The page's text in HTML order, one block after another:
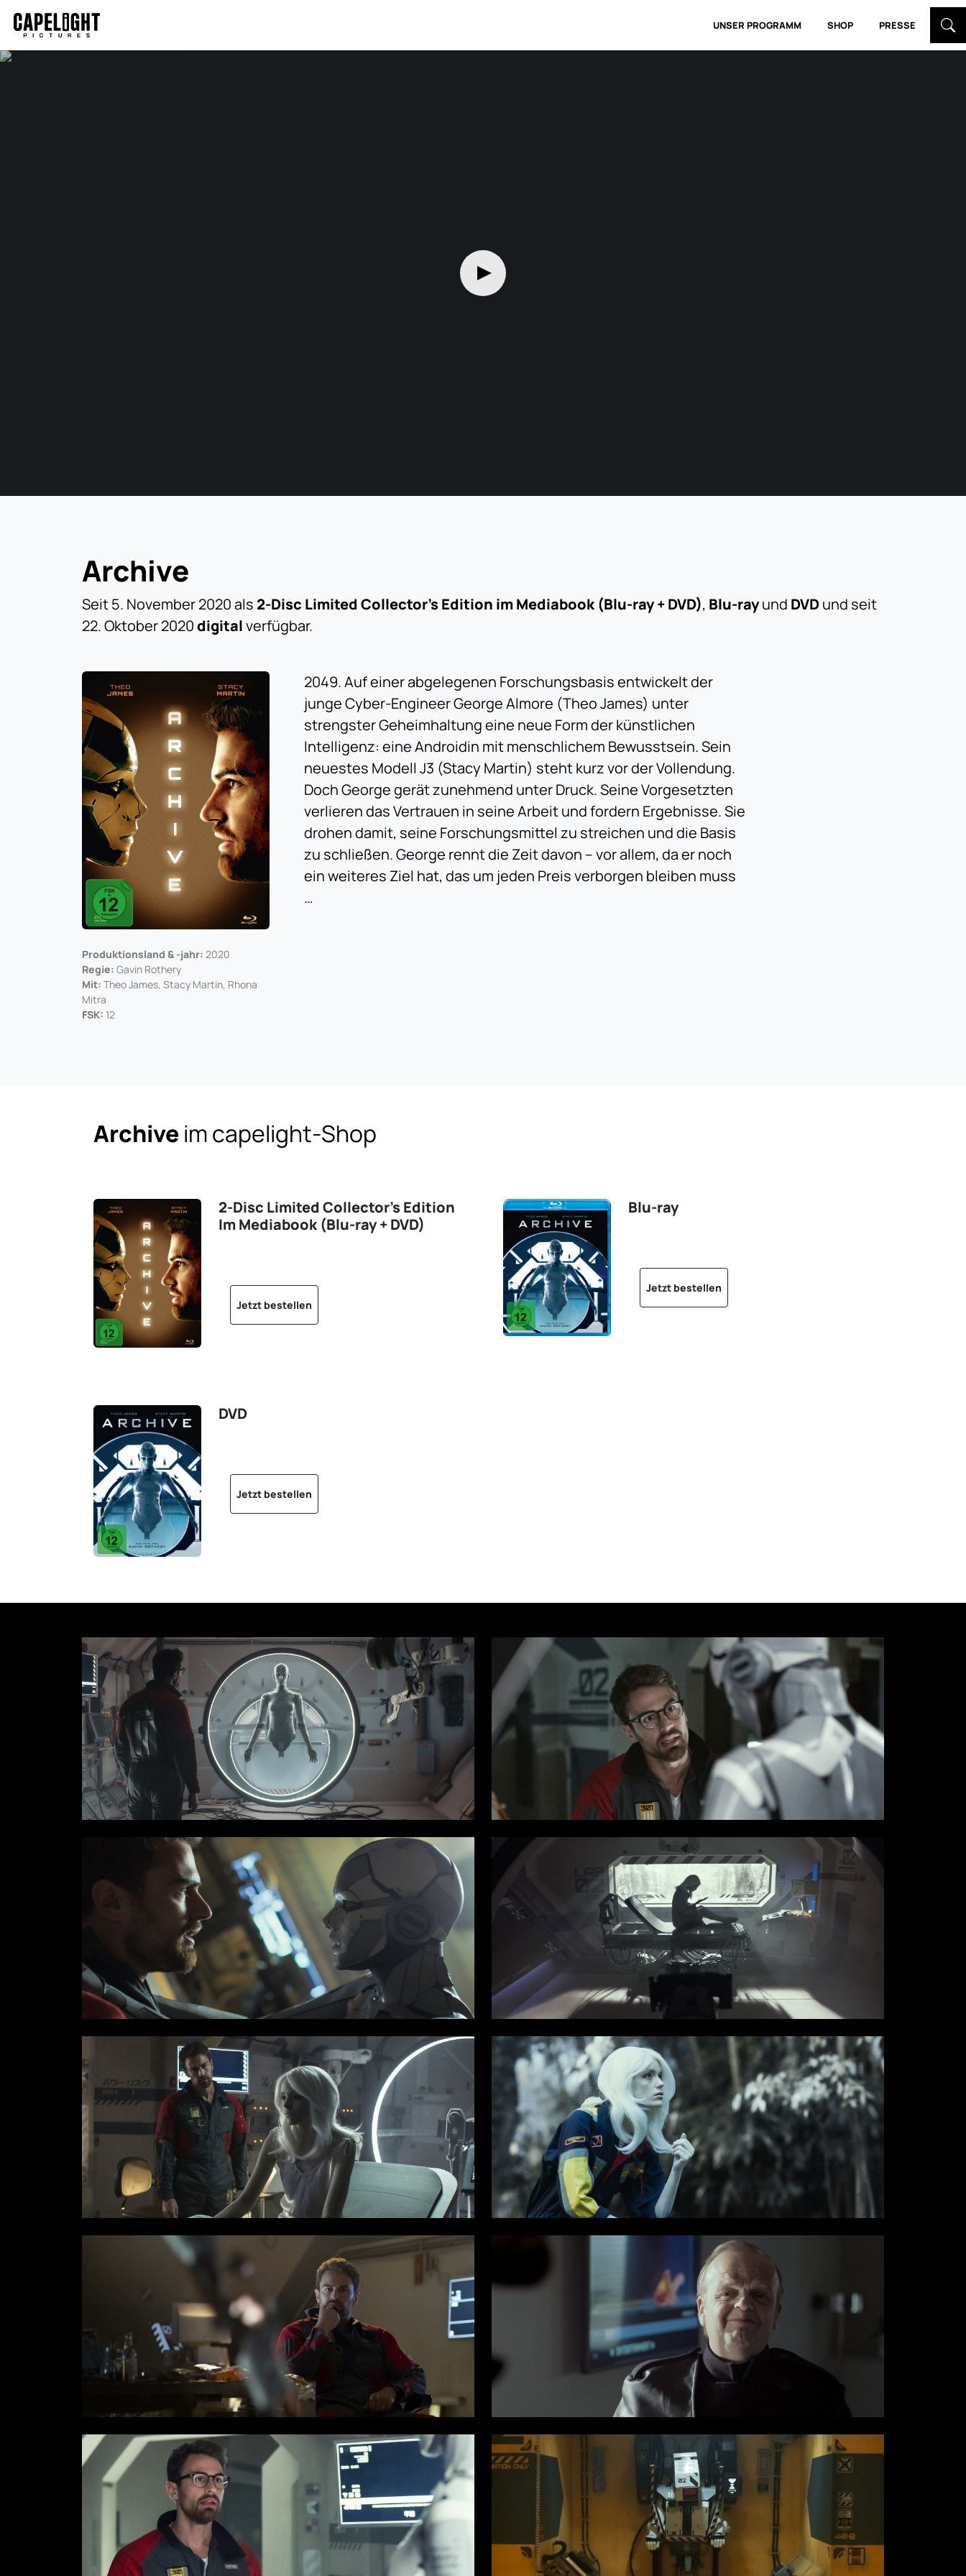
UNSER PROGRAMM SHOP PRESSE
Archive
Seit 5. November 2020 als 2-Disc Limited Collector's Edition im Mediabook (Blu-ray + DVD), Blu-rayund DVDund seit
22. Oktober 2020digitalverfügbar.
Produktionsland & -jahr: 2020
Regie: Gavin Rothery
Mit: Theo James, Stacy Martin, Rhona
Mitra
FSK: 12
2049. Auf einer abgelegenen Forschungsbasis entwickelt der
junge Cyber-Engineer George Almore (Theo James) unter
strengster Geheimhaltung eine neue Form der künstlichen
Intelligenz: eine Androidin mit menschlichem Bewusstsein. Sein
neuestes Modell J3 (Stacy Martin) steht kurz vor der Vollendung.
Doch George gerät zunehmend unter Druck. Seine Vorgesetzten
verlieren das Vertrauen in seine Arbeit und fordern Ergebnisse. Sie
drohen damit, seine Forschungsmittel zu streichen und die Basis
zu schließen. George rennt die Zeit davon – vor allem, da er noch
ein weiteres Ziel hat, das um jeden Preis verborgen bleiben muss
…
Archiveim capelight-Shop
2-Disc Limited Collector's Edition
Im Mediabook (Blu-ray + DVD)
Jetzt bestellen
Blu-ray
Jetzt bestellen
DVD
Jetzt bestellen